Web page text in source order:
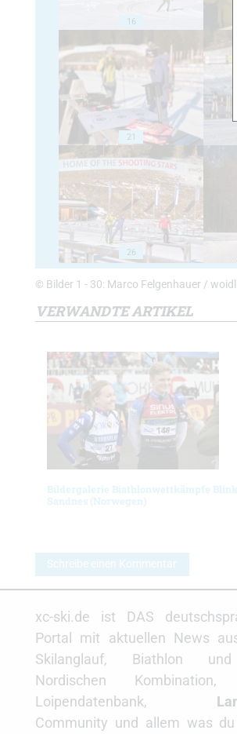
16
21
26
© Bilder 1 - 30: Marco Felgenhauer /
VERWANDTE ARTIKEL
Bildergalerie Biathlonwettkämpfe
Sandnes (Norwegen)
Schreibe einen Kommentar
xc-ski.de ist DAS
Portal mit aktuellen News
Skilanglauf, Biathlon
Nordischen Kombination,
Loipendatenbank,
Community und allem was